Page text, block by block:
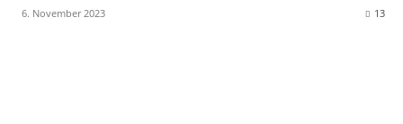
6. November 2023 13